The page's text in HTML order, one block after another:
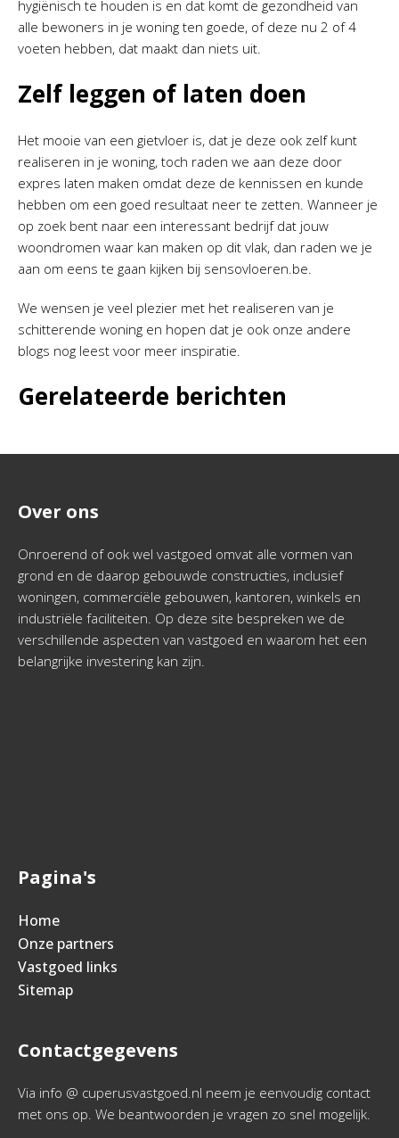
hygiënisch te houden is en dat komt de gezondheid van
alle bewoners in je woning ten goede, of deze nu 2 of 4
voeten hebben, dat maakt dan niets uit.
Zelf leggen of laten doen
Het mooie van een gietvloer is, dat je deze ook zelf kunt
realiseren in je woning, toch raden we aan deze door
expres laten maken omdat deze de kennissen en kunde
hebben om een goed resultaat neer te zetten. Wanneer je
op zoek bent naar een interessant bedrijf dat jouw
woondromen waar kan maken op dit vlak, dan raden we je
aan om eens te gaan kijken bij sensovloeren.be.
We wensen je veel plezier met het realiseren van je
schitterende woning en hopen dat je ook onze andere
blogs nog leest voor meer inspiratie.
Gerelateerde berichten
Over ons
Onroerend of ook wel vastgoed omvat alle vormen van
grond en de daarop gebouwde constructies, inclusief
woningen, commerciële gebouwen, kantoren, winkels en
industriële faciliteiten. Op deze site bespreken we de
verschillende aspecten van vastgoed en waarom het een
belangrijke investering kan zijn.
Pagina's
Home
Onze partners
Vastgoed links
Sitemap
Contactgegevens
Via info @ cuperusvastgoed.nl neem je eenvoudig contact
met ons op. We beantwoorden je vragen zo snel mogelijk.